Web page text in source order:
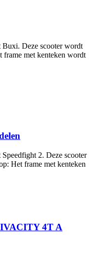
Buxi. Deze scooter wordt
frame met kenteken wordt
2. Deze scooter
Het frame met kenteken
4T A